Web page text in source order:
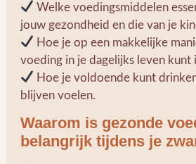
Welke voedingsmiddelen
jouw gezondheid en die van je
Hoe je op een makkelijke
voeding in je dagelijks leven kunt
Hoe je voldoende kunt
blijven voelen.
Waarom is gezonde
belangrijk tijdens je